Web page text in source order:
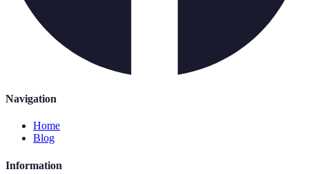
Navigation
Home
Blog
Information